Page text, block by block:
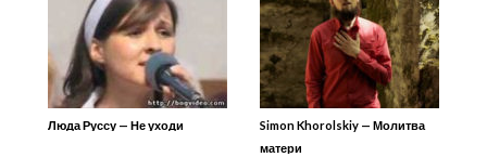
Люда Руссу — Не уходи
Simon Khorolskiy — Молитва
матери